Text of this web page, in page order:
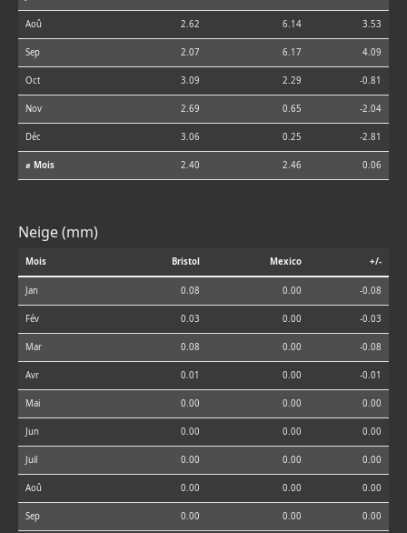
Aoû 2.62 6.14 3.53
Sep 2.07 6.17 4.09
Oct 3.09 2.29 -0.81
Nov 2.69 0.65 -2.04
Déc 3.06 0.25 -2.81
⌀ Mois 2.40 2.46 0.06
Neige (mm)
Mois Bristol Mexico +/-
Jan 0.08 0.00 -0.08
Fév 0.03 0.00 -0.03
Mar 0.08 0.00 -0.08
Avr 0.01 0.00 -0.01
Mai 0.00 0.00 0.00
Jun 0.00 0.00 0.00
Juil 0.00 0.00 0.00
Aoû 0.00 0.00 0.00
Sep 0.00 0.00 0.00